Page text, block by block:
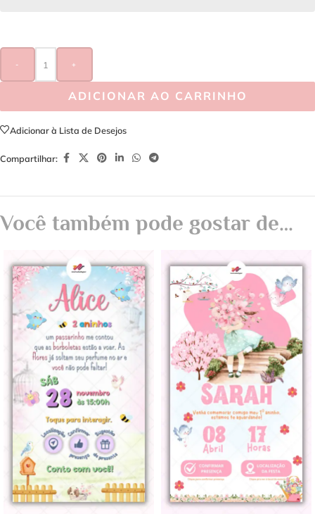
- +
ADICIONAR AO CARRINHO
Adicionar à Lista de Desejos
Compartilhar:
Você também pode gostar de…